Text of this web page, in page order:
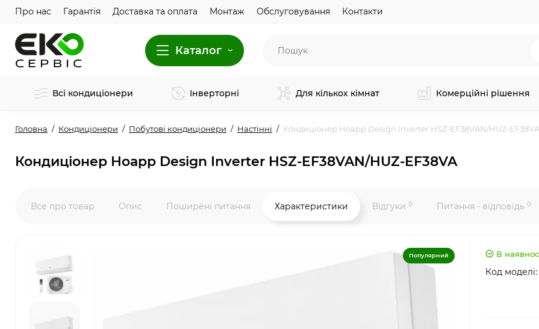
Про нас Гарантія Доставка та оплата Монтаж Обслуговування Контакти
Каталог
Всі кондиціонери Інверторні Для кількох кімнат Комерційні рішення
Головна Кондиціонери Побутові кондиціонери Настінні Кондиціонер Hoapp Design Inverter HSZ-EF38VAN/HUZ-EF38VA
Кондиціонер Hoapp Design Inverter HSZ-EF38VAN/HUZ-EF38VA
Все про товар Опис Поширені питання Характеристики Відгуки 0 Питання - відповідь 0
Популярний В
Код моделі: